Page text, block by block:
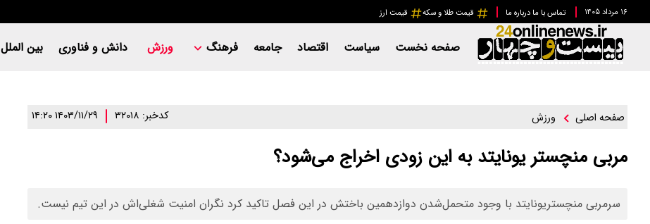
۱۶ مرداد ۱۴۰۵ تماس با ما درباره ما قیمت طلا و سکه قیمت ارز
صفحه نخست سیاست اقتصاد جامعه فرهنگ ورزش دانش و فناوری بین الملل
صفحه اصلی ورزش کدخبر: ۳۲۰۱۸ ۱۴۰۳/۱۱/۲۹ ۱۴:۲۰
مربی منچستر یونایتد به این زودی اخراج می‌شود؟
سرمربی منچستریونایتد با وجود متحمل‌شدن دوازدهمین باختش در این فصل تاکید کرد نگران امنیت شغلی‌اش در این تیم نیست.